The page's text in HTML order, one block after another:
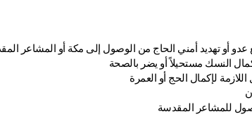
عدو أو تهديد أمني الحاج من الوصول إلى مكة أو المشاعر
النسك مستحيلاً أو يضر بالصحة
اللازمة لإكمال الحج أو العمرة
للمشاعر المقدسة